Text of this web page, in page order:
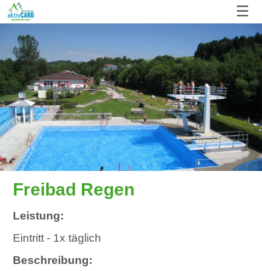
☰
Freibad Regen
Leistung:
Eintritt - 1x täglich
Beschreibung: